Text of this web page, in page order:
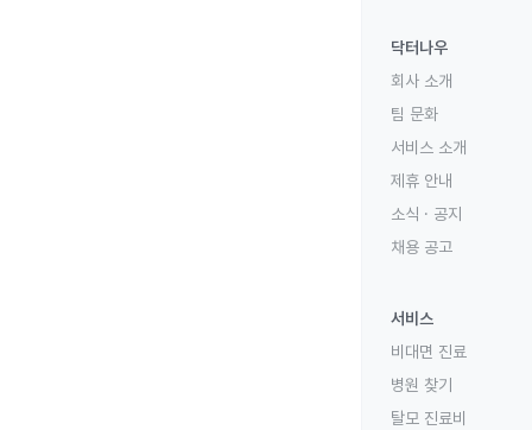
닥터나우
회사 소개
팀 문화
서비스 소개
제휴 안내
소식 · 공지
채용 공고
서비스
비대면 진료
병원 찾기
탈모 진료비